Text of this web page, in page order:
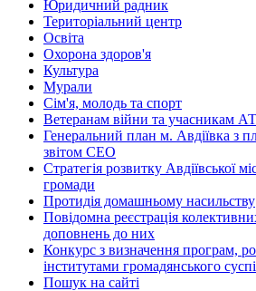
Юридичний радник
Територіальний центр
Освіта
Охорона здоров'я
Культура
Мурали
Сім'я, молодь та спорт
Ветеранам війни та учасникам
Генеральний план м. Авдіївка з
звітом СЕО
Стратегія розвитку Авдіївської
громади
Протидія домашньому насильству
Повідомна реєстрація
доповнень до них
Конкурс з визначення програм,
інститутами громадянського
Пошук на сайті